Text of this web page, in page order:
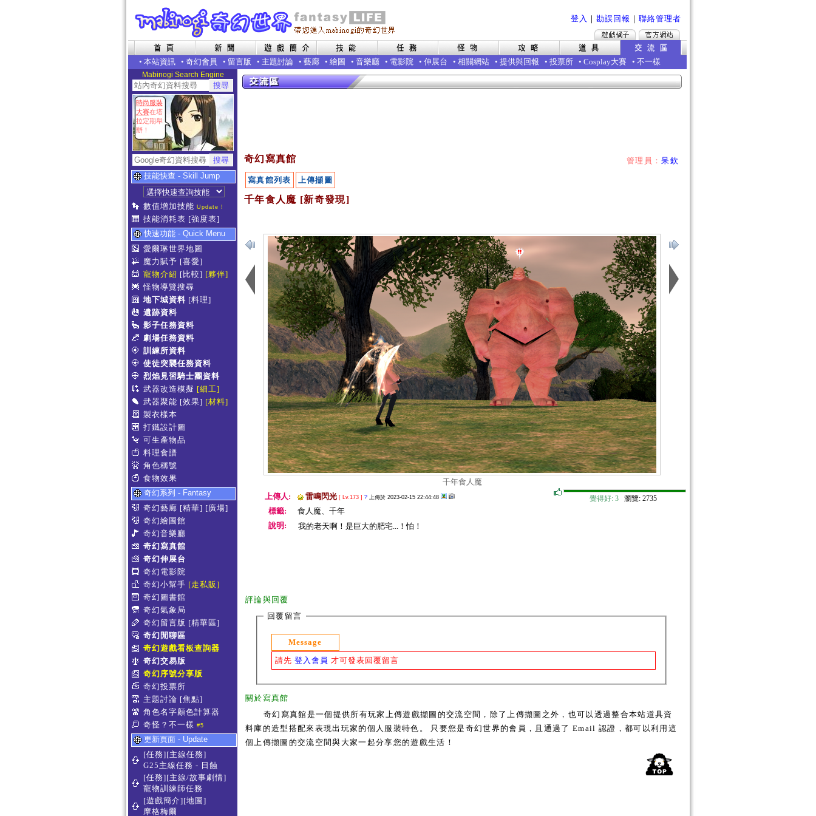
登入 ｜ 勘誤回報 ｜ 聯絡管理者
• 本站資訊 • 奇幻會員 • 留言版 • 主題討論 • 藝廊 • 繪圖 • 音樂廳 • 電影院 • 伸展台 • 相關網站 • 提供與回報 • 投票所 • Cosplay大賽 • 不一樣
Mabinogi Search Engine
時尚服裝
大賽在塔
拉定期舉
辦！
技能快查 - Skill Jump
數值增加技能 Update !
技能消耗表 [強度表]
快速功能 - Quick Menu
愛爾琳世界地圖
魔力賦予 [喜愛]
寵物介紹 [比較] [夥伴]
怪物導覽搜尋
地下城資料 [料理]
遺跡資料
影子任務資料
劇場任務資料
訓練所資料
使徒突襲任務資料
烈焰見習騎士團資料
武器改造模擬 [細工]
武器聚能 [效果] [材料]
製衣樣本
打鐵設計圖
可生產物品
料理食譜
角色稱號
食物效果
奇幻系列 - Fantasy
奇幻藝廊 [精華] [廣場]
奇幻繪圖館
奇幻音樂廳
奇幻寫真館
奇幻伸展台
奇幻電影院
奇幻小幫手 [走私販]
奇幻圖書館
奇幻氣象局
奇幻留言版 [精華區]
奇幻閒聊區
奇幻遊戲看板查詢器
奇幻交易版
奇幻序號分享版
奇幻投票所
主題討論 [焦點]
角色名字顏色計算器
奇怪？不一樣 #5
更新頁面 - Update
[任務][主線任務]
G25主線任務 - 日蝕
[任務][主線/故事劇情]
寵物訓練師任務
[遊戲簡介][地圖]
摩格梅爾
管理員：呆欽
奇幻寫真館
寫真館列表 上傳擷圖
千年食人魔 [新奇發現]
千年食人魔
覺得好: 3 瀏覽: 2735
上傳人: 雷鳴閃光 [ Lv.173 ] ? 上傳於 2023-02-15 22:44:48
標籤:
食人魔、千年
說明:
我的老天啊！是巨大的肥宅...！怕！
評論與回覆
回覆留言
Message
請先 登入會員 才可發表回覆留言
關於寫真館
奇幻寫真館是一個提供所有玩家上傳遊戲擷圖的交流空間，除了上傳擷圖之外，也可以透過整合本站道具資
料庫的造型搭配來表現出玩家的個人服裝特色。 只要您是奇幻世界的會員，且通過了 Email 認證，都可以利用這
個上傳擷圖的交流空間與大家一起分享您的遊戲生活！